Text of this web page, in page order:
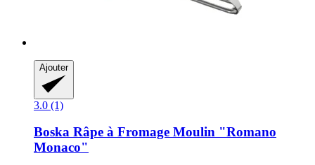
Ajouter
3.0 (1)
Boska Râpe à Fromage Moulin "Romano
Monaco"